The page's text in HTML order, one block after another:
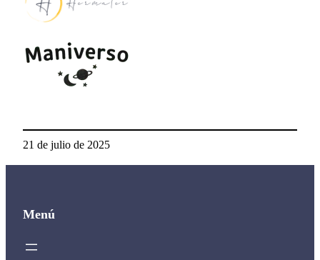
21 de julio de 2025
Menú